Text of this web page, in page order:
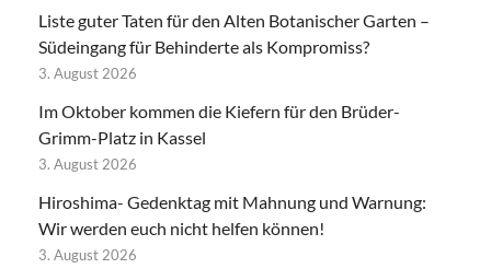
Liste guter Taten für den Alten Botanischer Garten –
Südeingang für Behinderte als Kompromiss?
3. August 2026
Im Oktober kommen die Kiefern für den Brüder-
Grimm-Platz in Kassel
3. August 2026
Hiroshima- Gedenktag mit Mahnung und Warnung:
Wir werden euch nicht helfen können!
3. August 2026